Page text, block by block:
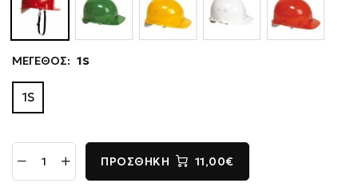
ΜΕΓΕΘΟΣ: 1S
1S
ΠΡΟΣΘΉΚΗ 11,00€